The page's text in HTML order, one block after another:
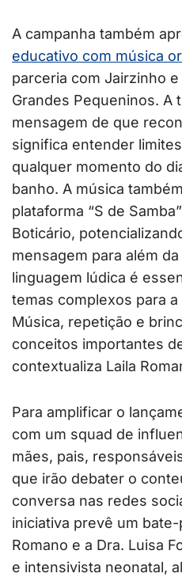
A campanha também
educativo com música
parceria com Jairzinho
Grandes Pequeninos. A
mensagem de que
significa entender
qualquer momento do
banho. A música
plataforma “S de
Boticário,
mensagem para além
linguagem lúdica é
temas complexos para
Música, repetição e
conceitos importantes
contextualiza Laila
Para amplificar o
com um squad de
mães, pais,
que irão debater o
conversa nas redes
iniciativa prevê um bate-
Romano e a Dra. Luisa
e intensivista neonatal,